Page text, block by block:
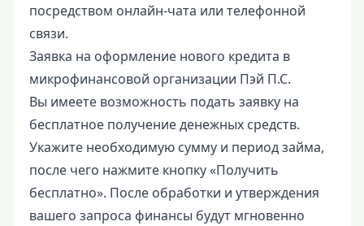
посредством онлайн-чата или телефонной
связи.
Заявка на оформление нового кредита в
микрофинансовой организации Пэй П.С.
Вы имеете возможность подать заявку на
бесплатное получение денежных средств.
Укажите необходимую сумму и период займа,
после чего нажмите кнопку «Получить
бесплатно». После обработки и утверждения
вашего запроса финансы будут мгновенно